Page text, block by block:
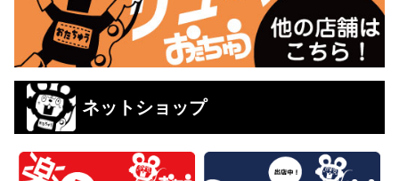
ネットショップ